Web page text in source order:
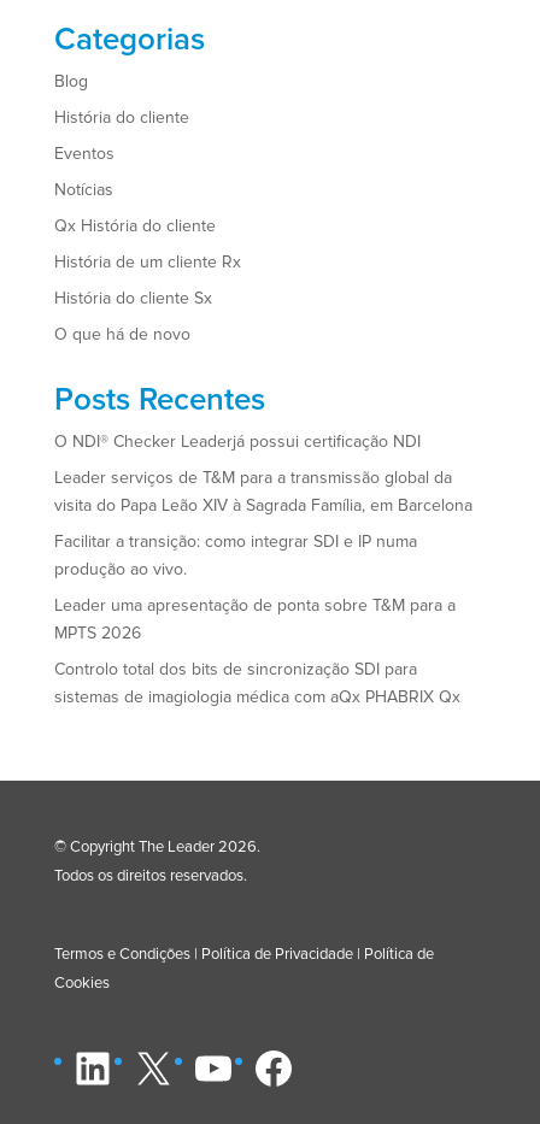
Categorias
Blog
História do cliente
Eventos
Notícias
Qx História do cliente
História de um cliente Rx
História do cliente Sx
O que há de novo
Posts Recentes
O NDI® Checker Leaderjá possui certificação NDI
Leader serviços de T&M para a transmissão global da
visita do Papa Leão XIV à Sagrada Família, em Barcelona
Facilitar a transição: como integrar SDI e IP numa
produção ao vivo.
Leader uma apresentação de ponta sobre T&M para a
MPTS 2026
Controlo total dos bits de sincronização SDI para
sistemas de imagiologia médica com aQx PHABRIX Qx
© Copyright The Leader 2026.
Todos os direitos reservados.
Termos e Condições| Política de Privacidade| Política de
Cookies
LinkedIn
X YouTube
Facebook